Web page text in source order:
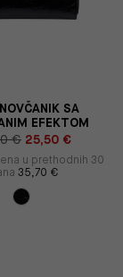
SA
EFEKTOM
€ 25,50 €
u prethodnih 30
35,70 €